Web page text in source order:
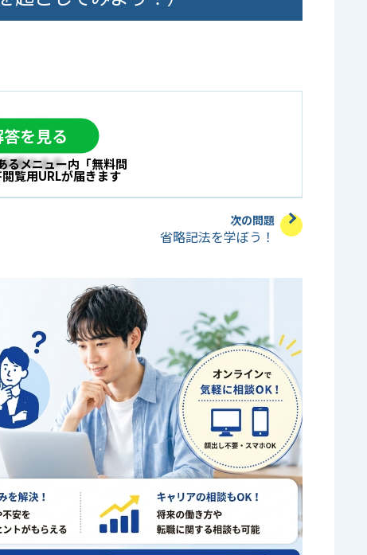
を見る
るメニュー内 「無料問
覧用URLが届きます
クされたら、
様するぞ。
次の問題
省略記法を学ぼう！